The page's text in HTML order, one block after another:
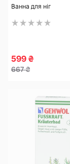
Ванна для ніг
599 ₴
667₴